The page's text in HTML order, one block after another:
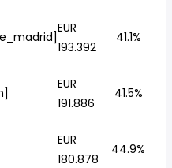
EUR
193.392
41.1%
EUR
191.886
41.5%
EUR
180.878
44.9%